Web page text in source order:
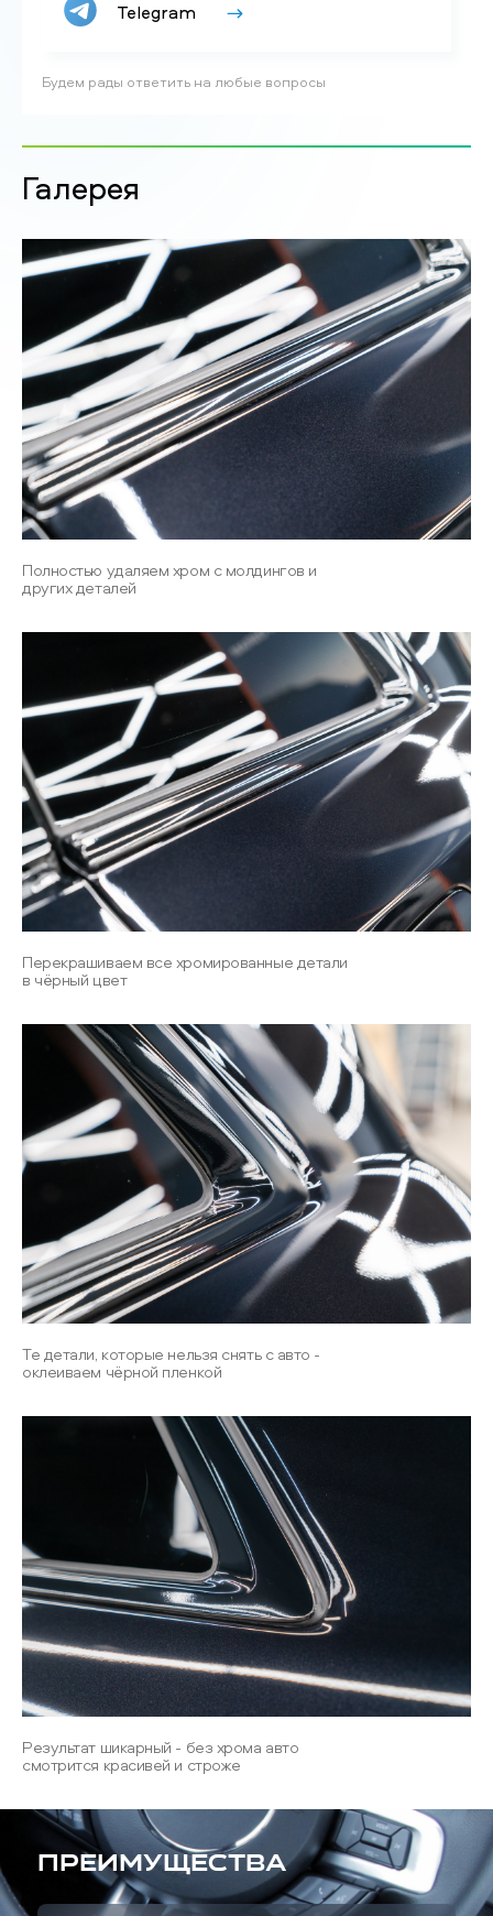
Telegram
Будем рады ответить на любые вопросы
Галерея
Полностью удаляем хром с молдингов и
других деталей
Перекрашиваем все хромированные детали
в чёрный цвет
Те детали, которые нельзя снять с авто -
оклеиваем чёрной пленкой
Результат шикарный - без хрома авто
смотрится красивей и строже
Преимущества